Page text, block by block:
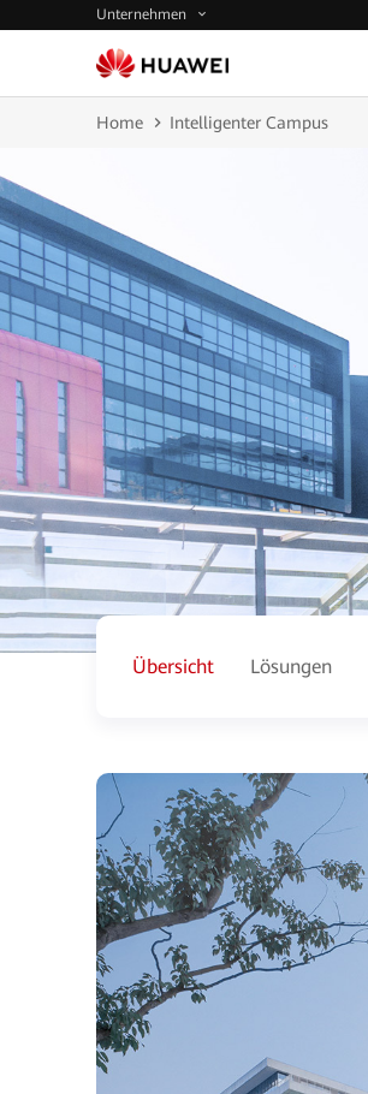
Unternehmen
Home Intelligenter Campus
Übersicht Lösungen